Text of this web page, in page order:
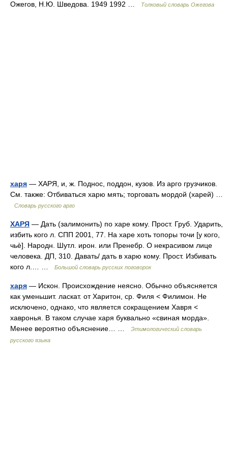
Ожегов, Н.Ю. Шведова. 1949 1992 … Толковый словарь Ожегова
харя — ХАРЯ, и, ж. Поднос, поддон, кузов. Из арго грузчиков.
См. также: Отбиваться харю мять; торговать мордой (харей) …
Словарь русского арго
ХАРЯ — Дать (залимонить) по харе кому. Прост. Груб. Ударить,
избить кого л. СПП 2001, 77. На харе хоть топоры точи [у кого,
чьè]. Народн. Шутл. ирон. или Пренебр. О некрасивом лице
человека. ДП, 310. Давать/ дать в харю кому. Прост. Избивать
кого л.… …
Большой словарь русских поговорок
харя — Искон. Происхождение неясно. Обычно объясняется
как уменьшит. ласкат. от Харитон, ср. Филя < Филимон. Не
исключено, однако, что является сокращением Хавря <
хавронья. В таком случае харя буквально «свиная морда».
Менее вероятно объяснение… …
Этимологический словарь
русского языка